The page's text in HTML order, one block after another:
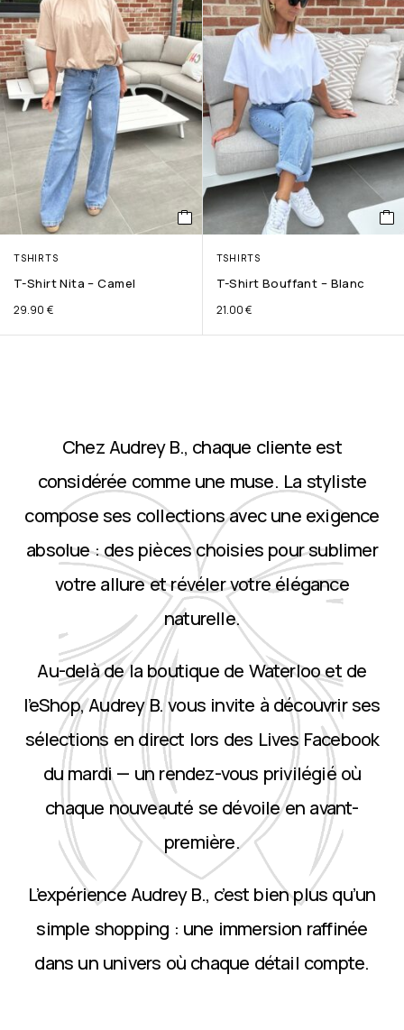
TSHIRTS
T-Shirt Nita – Camel
29.90 €
TSHIRTS
T-Shirt Bouffant – Blanc
21.00€
Chez Audrey B., chaque cliente est
considérée comme une muse. La styliste
compose ses collections avec une exigence
absolue : des pièces choisies pour sublimer
votre allure et révéler votre élégance
naturelle.
Au-delà de la boutique de Waterloo et de
l’eShop, Audrey B. vous invite à découvrir ses
sélections en direct lors des Lives Facebook
du mardi — un rendez-vous privilégié où
chaque nouveauté se dévoile en avant-
première.
L’expérience Audrey B., c’est bien plus qu’un
simple shopping : une immersion raffinée
dans un univers où chaque détail compte.